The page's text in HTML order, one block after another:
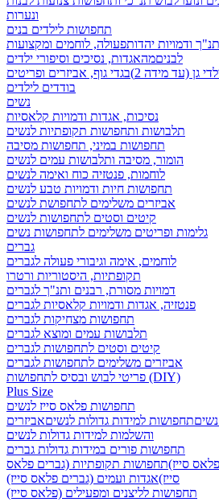
ונערות
תחפושות לילדים בנים
ודמויות יהדותפעולה, לוחמים ומקצועות
לבניםמהאגדות, נסיכים וסיפורי ילדים
גן (עד מידה 2)
בגדי גוף, אביזרים ופריטים
בודדים לילדים
נשים
נסיכות, אגדות ודמויות קלאסיות
תלבושות ותחפושות תקופתיות לנשים
תחפושות במיני, תחפושות מסיבה
הומור, מסיבה ותלבושות עמים לנשים
לוחמות, פנטזיה כוח ואימה לנשים
תחפושות חיות ודמויות טבע לנשים
אביזרים משלימים לתחפושת לנשים
קיטים וסטים לתחפושות לנשים
גלימות ופריטים משלימים לתחפושות נשים
גברים
לוחמים, אימה וגיבורי פעולה לגברים
תקופתיות, היסטוריות ורטרו
דמויות מסורת, רבנים ותנ"ך לגברים
פנטזיה, אגדות ודמויות קלאסיות לגברים
תחפושות מצחיקות לגברים
תלבושות עמים ומוצא לגברים
קיטים וסטים לתחפושות לגברים
אביזרים משלימים לתחפושות לגברים
פריטי לבוש ובסיס לתחפושות (DIY)
Plus Size
תחפושות פלאס סייז לנשים
תחפושות למידות גדולות לנשיםאביזרים
והשלמות למידות גדולות לנשים
תחפושות פורים במידות גדולות גברים
סייז)תחפושות תקופתיות (גברים פלאס
סייז)אגדות ועמים (גברים פלאס סייז)
תחפושות לליצנים ומפעילים (פלאס סייז)